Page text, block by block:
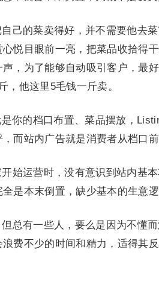
己的菜卖得好，并不需要他去
悦目眼前一亮，把菜品收拾得
，为了能够自动吸引客户，最
，他这里5毛钱一斤卖。
你的档口布置、菜品摆放，
而站内广告就是消费者从档口前
始运营时，没有意识到站内基
是本末倒置，缺少基本的生意逻
总有一些人，要么是因为不懂
费不少的时间和精力，适得其反